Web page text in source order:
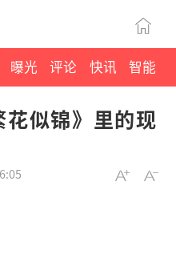
曝光 评论 快讯 智能
似锦》里的现